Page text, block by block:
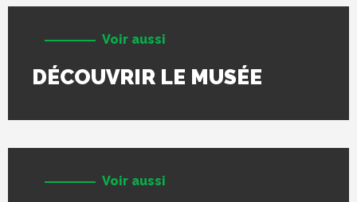
Voir aussi
DÉCOUVRIR LE MUSÉE
Voir aussi